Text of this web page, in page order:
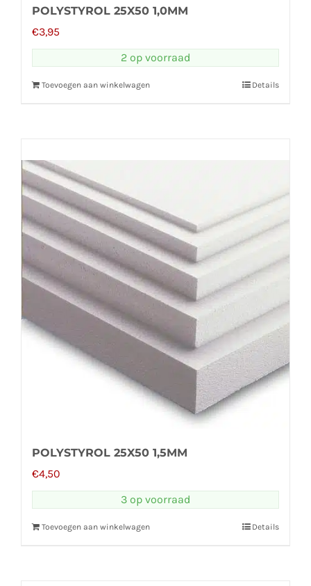
POLYSTYROL 25X50 1,0MM
€3,95
2 op voorraad
Toevoegen aan winkelwagen Details
POLYSTYROL 25X50 1,5MM
€4,50
3 op voorraad
Toevoegen aan winkelwagen Details